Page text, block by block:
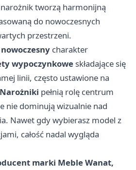
tworzą harmonijną
do nowoczesnych
przestrzeni.
nowoczesny charakter
wypoczynkowe składające się
linii, często ustawione na
Narożniki pełnią rolę centrum
nie dominują wizualnie nad
Nawet gdy wybierasz model z
całość nadal wygląda
marki Meble Wanat,